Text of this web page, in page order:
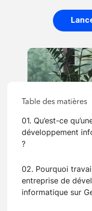
Table des matières
01. Qu’est-ce
développement
?
02. Pourquoi
entreprise de
informatique sur